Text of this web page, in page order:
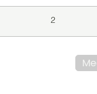
2